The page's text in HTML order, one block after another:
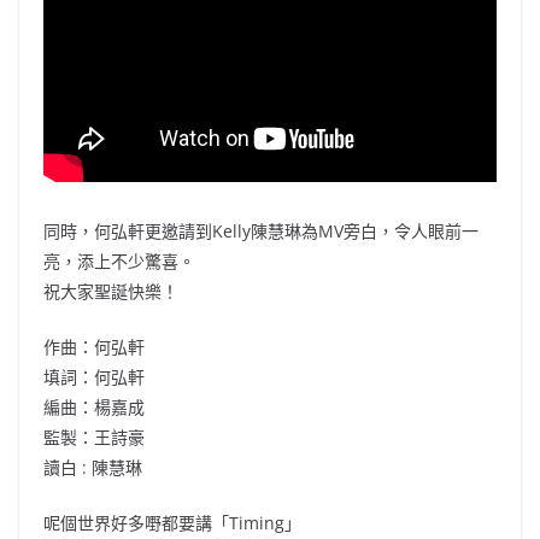
同時，何弘軒更邀請到Kelly陳慧琳為MV旁白，令人眼前一
亮，添上不少驚喜。
祝大家聖誕快樂！
作曲：何弘軒
填詞：何弘軒
編曲：楊嘉成
監製：王詩豪
讀白 : 陳慧琳
呢個世界好多嘢都要講「Timing」